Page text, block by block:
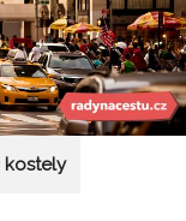
kostely